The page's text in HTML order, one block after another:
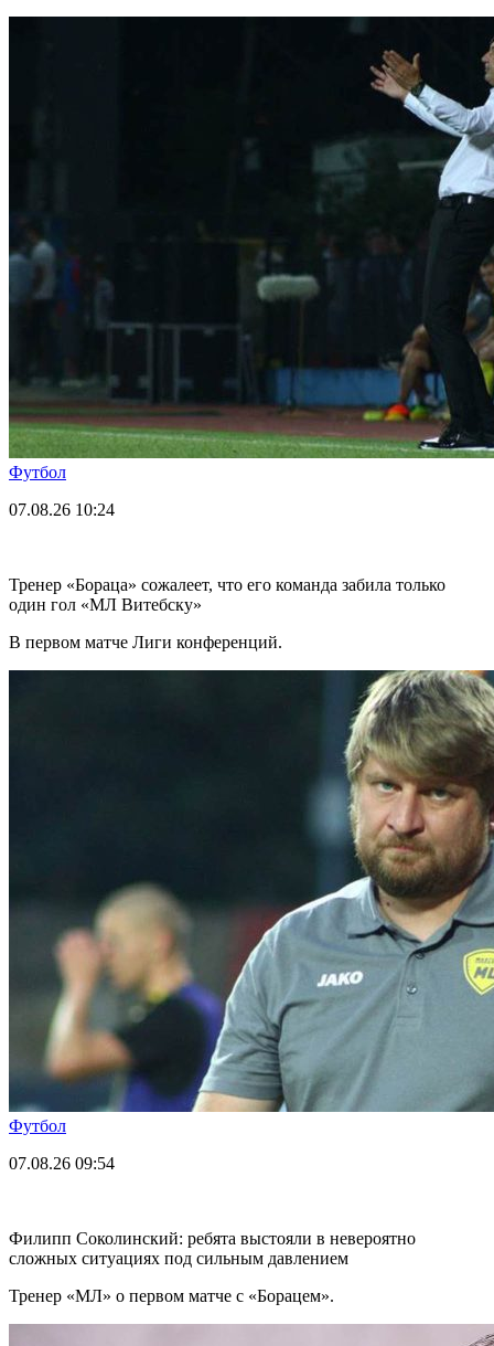
Футбол
07.08.26 10:24
Тренер «Бораца» сожалеет, что его команда забила только
один гол «МЛ Витебску»
В первом матче Лиги конференций.
Футбол
07.08.26 09:54
Филипп Соколинский: ребята выстояли в невероятно
сложных ситуациях под сильным давлением
Тренер «МЛ» о первом матче с «Борацем».